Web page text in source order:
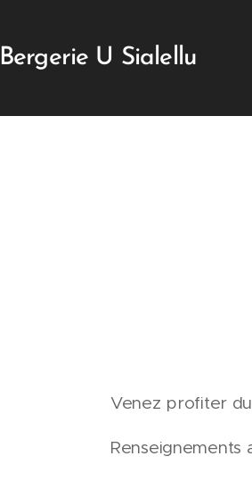
Bergerie U Sialellu
Venez profiter